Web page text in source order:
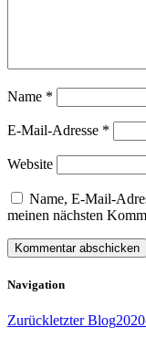
Name *
E-Mail-Adresse *
Website
Name, E-Mail-
meinen nächsten
Navigation
Zurückletzter Blog